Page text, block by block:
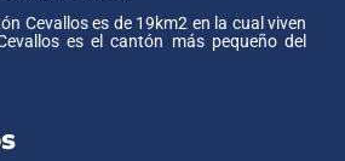
Cevallos es de 19km2 en la cual viven
es el cantón más pequeño del